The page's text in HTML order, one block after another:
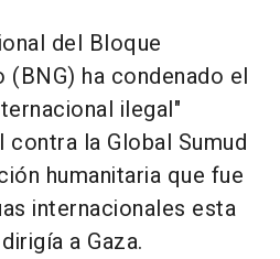
del Bloque
(BNG) ha condenado el
ilegal"
la Global Sumud
humanitaria que fue
internacionales esta
a Gaza.